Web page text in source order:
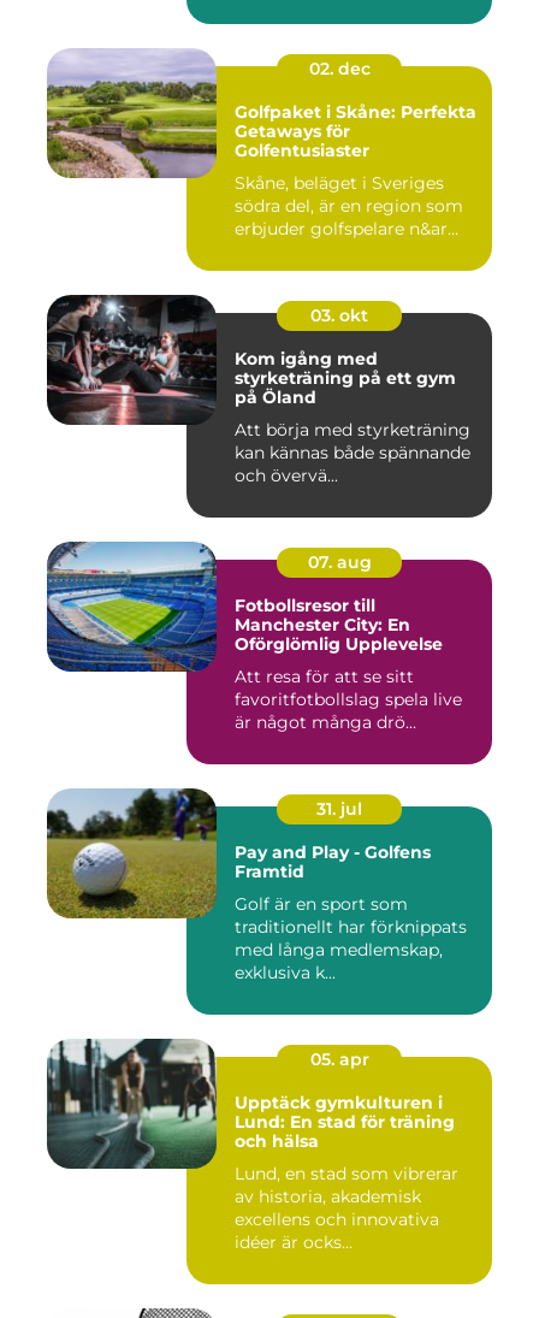
02. dec
Golfpaket i Skåne: Perfekta
Getaways för
Golfentusiaster
Skåne, beläget i Sveriges
södra del, är en region som
erbjuder golfspelare n&ar...
03. okt
Kom igång med
styrketräning på ett gym
på Öland
Att börja med styrketräning
kan kännas både spännande
och övervä...
07. aug
Fotbollsresor till
Manchester City: En
Oförglömlig Upplevelse
Att resa för att se sitt
favoritfotbollslag spela live
är något många drö...
31. jul
Pay and Play - Golfens
Framtid
Golf är en sport som
traditionellt har förknippats
med långa medlemskap,
exklusiva k...
05. apr
Upptäck gymkulturen i
Lund: En stad för träning
och hälsa
Lund, en stad som vibrerar
av historia, akademisk
excellens och innovativa
idéer är ocks...